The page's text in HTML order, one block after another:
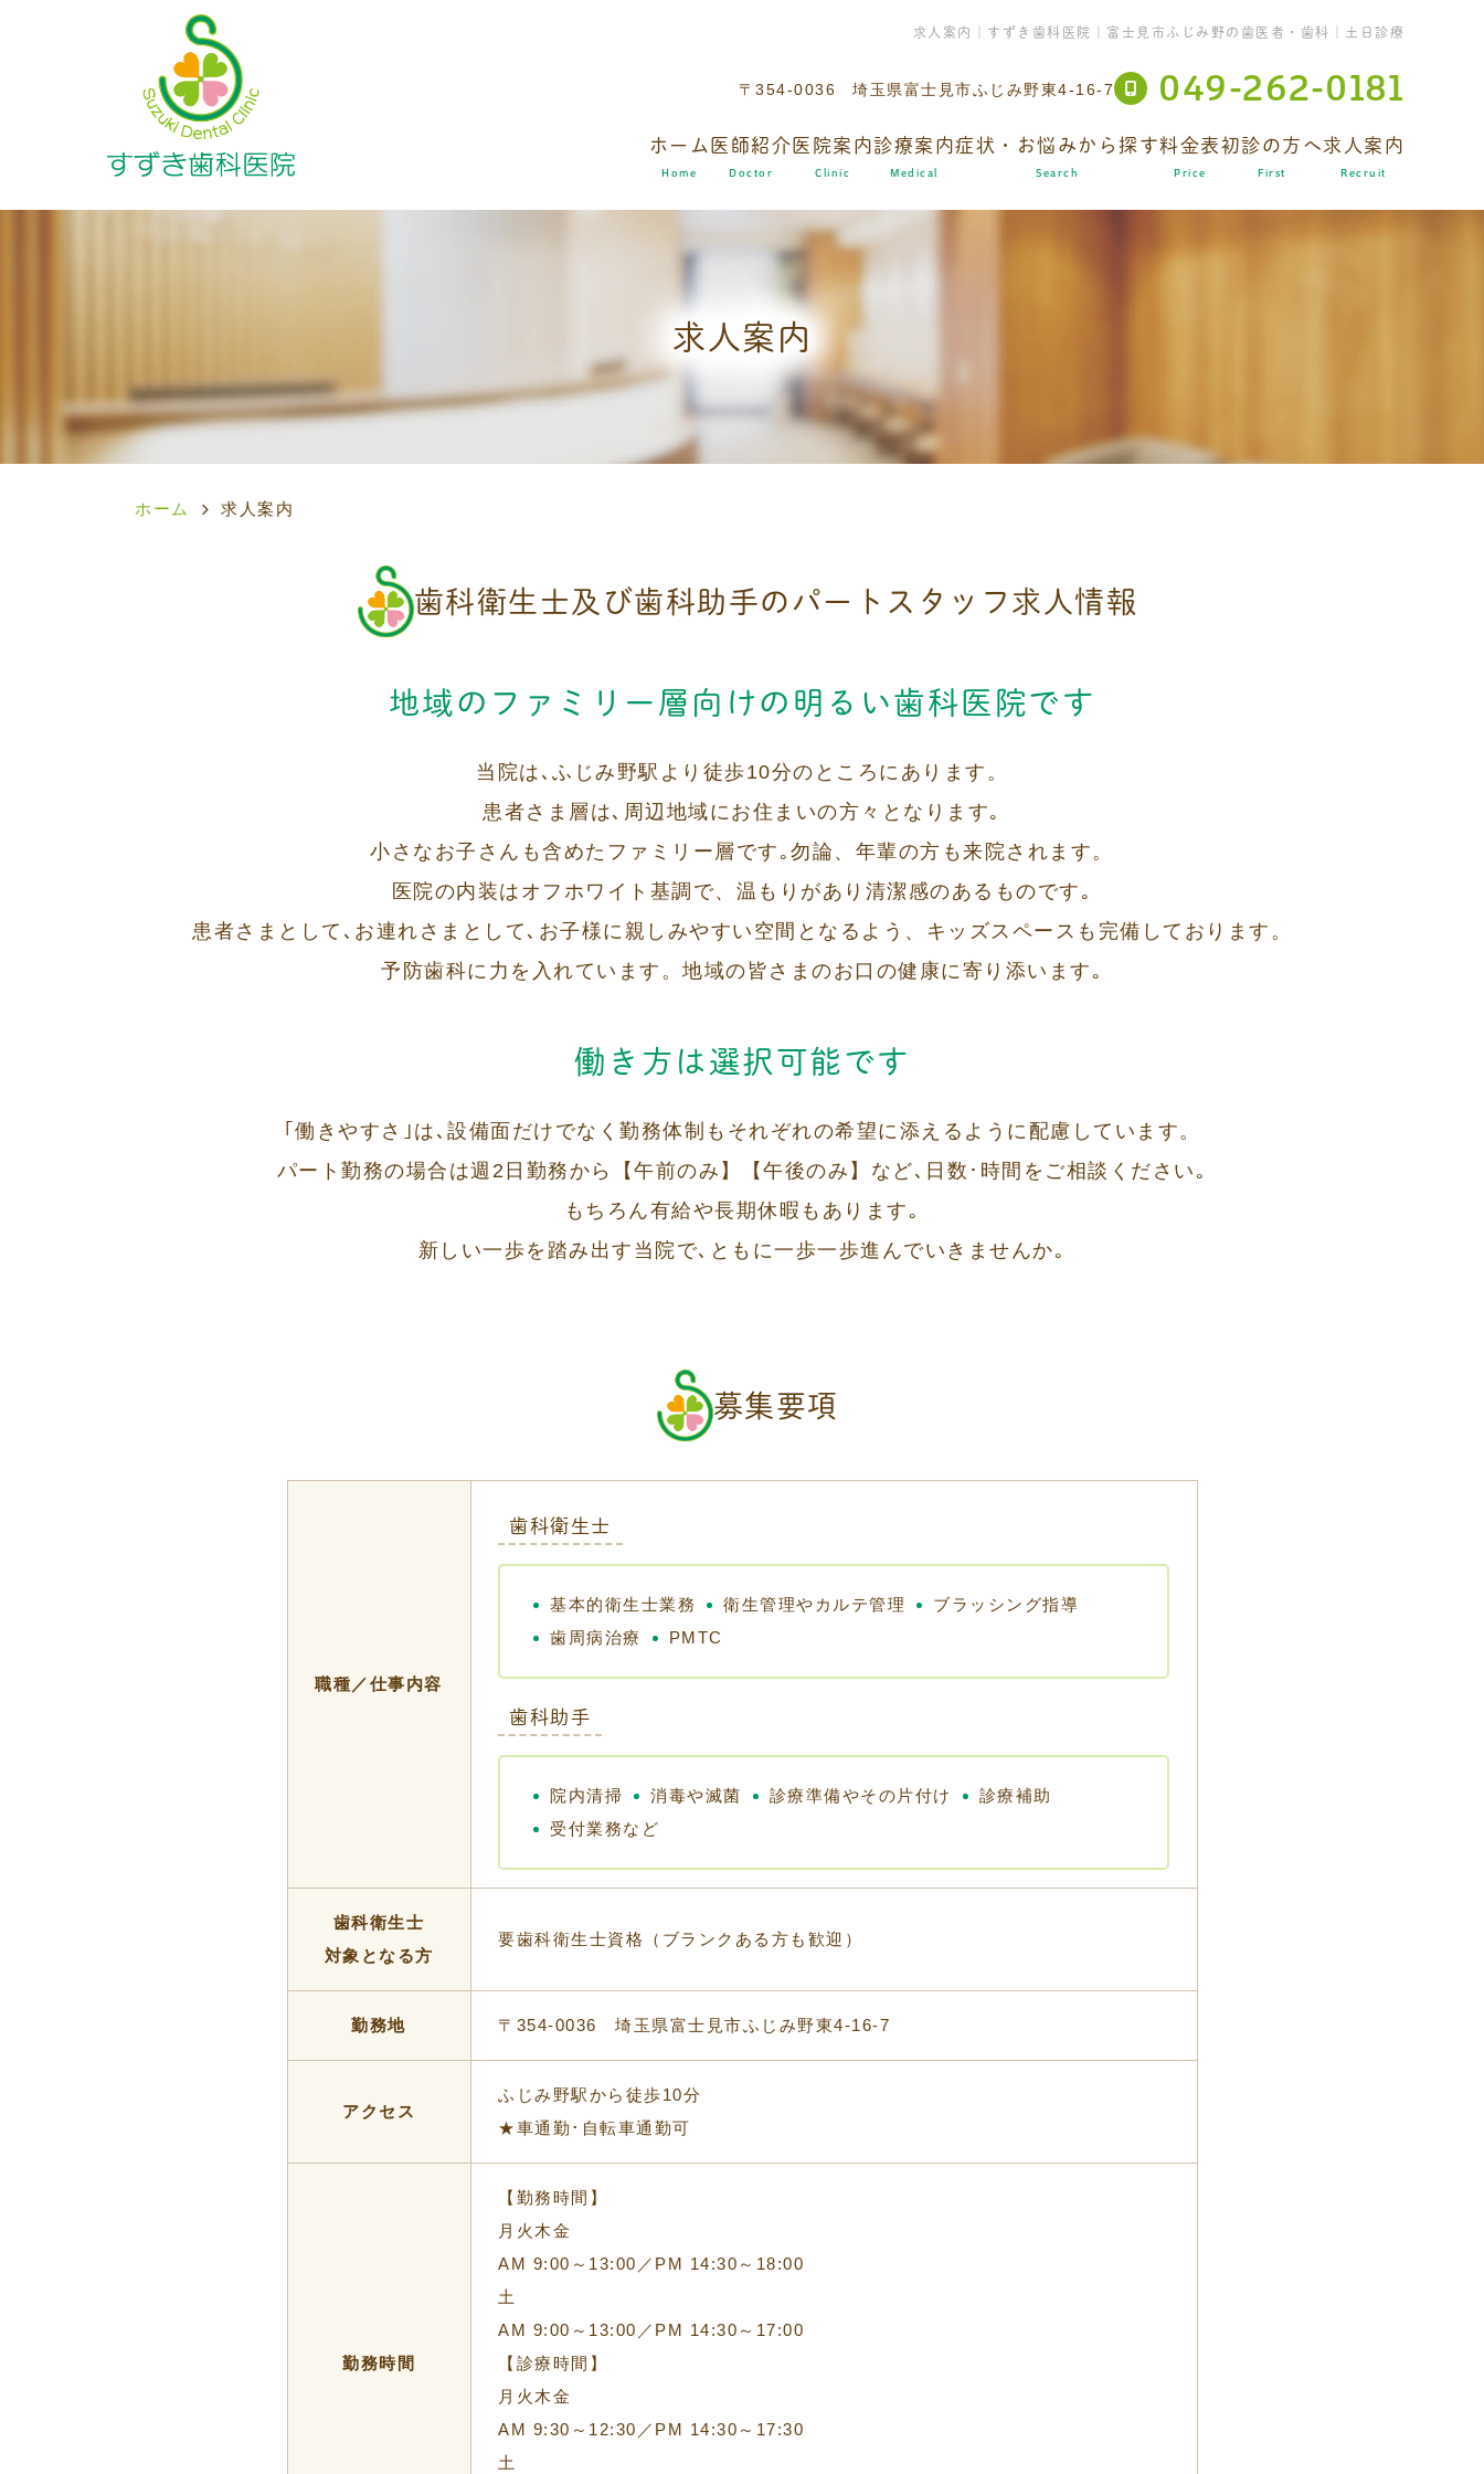
求人案内｜すずき歯科医院｜富士見市ふじみ野の歯医者・歯科｜土日診療
〒354-0036 埼玉県富士見市ふじみ野東4-16-7 049-262-0181
ホーム
Home
医師紹介
Doctor
医院案内
Clinic
診療案内
Medical
症状・お悩みから探す
Search
料金表
Price
初診の方へ
First
求人案内
Recruit
求人案内
ホーム 求人案内
歯科衛生士及び歯科助手のパートスタッフ求人情報
地域のファミリー層向けの 明るい歯科医院です
当院は､ふじみ野駅より徒歩10分のところにあります。
患者さま層は､周辺地域にお住まいの方々となります｡
小さなお子さんも含めたファミリー層です｡勿論、年輩の方も来院されます。
医院の内装はオフホワイト基調で、温もりがあり清潔感のあるものです｡
患者さまとして､お連れさまとして､お子様に親しみやすい空間となるよう、キッズスペースも完備しております。
予防歯科に力を入れています。地域の皆さまのお口の健康に寄り添います｡
働き方は選択可能です
｢働きやすさ｣は､設備面だけでなく勤務体制もそれぞれの希望に添えるように配慮しています。
パート勤務の場合は週2日勤務から【午前のみ】【午後のみ】など､日数･時間をご相談ください｡
もちろん有給や長期休暇もあります｡
新しい一歩を踏み出す当院で､ともに一歩一歩進んでいきませんか｡
募集要項
職種／仕事内容
歯科衛生士
基本的衛生士業務 衛生管理やカルテ管理
ブラッシング指導
歯周病治療
PMTC
歯科助手
院内清掃 消毒や滅菌 診療準備やその片付け
診療補助
受付業務など
歯科衛生士
対象となる方
要歯科衛生士資格（ブランクある方も歓迎）
勤務地 〒354-0036埼玉県富士見市ふじみ野東4-16-7
アクセス
ふじみ野駅から徒歩10分
★車通勤･自転車通勤可
勤務時間
【勤務時間】
月火木金
AM 9:00～13:00／PM 14:30～18:00
土
AM 9:00～13:00／PM 14:30～17:00
【診療時間】
月火木金
AM 9:30～12:30／PM 14:30～17:30
土